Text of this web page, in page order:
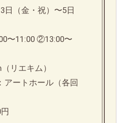
日（金・祝）〜5日
〜11:00 ②13:00〜
リエキム）
アートホール（各回